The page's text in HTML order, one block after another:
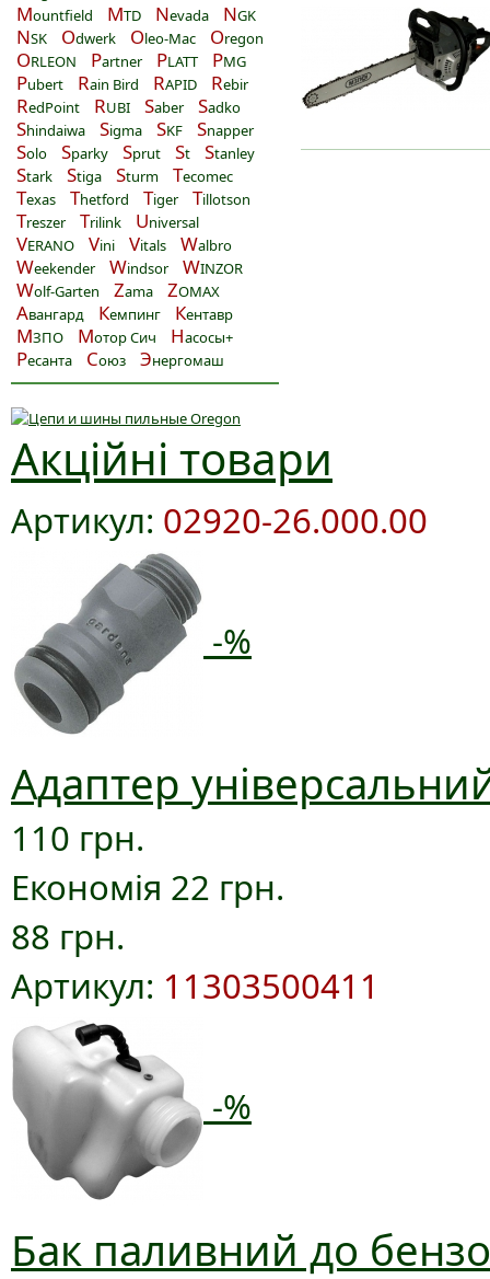
Mountfield MTD Nevada NGK
NSK Odwerk Oleo-Mac Oregon
ORLEON Partner PLATT PMG
Pubert Rain Bird RAPID Rebir
RedPoint RUBI Saber Sadko
Shindaiwa Sigma SKF Snapper
Solo Sparky Sprut St Stanley
Stark Stiga Sturm Tecomec
Texas Thetford Tiger Tillotson
Treszer Trilink Universal
VERANO Vini Vitals Walbro
Weekender Windsor WINZOR
Wolf-Garten Zama ZOMAX
Авангард Кемпинг Кентавр
МЗПО Мотор Сич Насосы+
Ресанта Союз Энергомаш
Акційні товари
Артикул: 02920-26.000.00
-%
Адаптер
110 грн.
Економія 22 грн.
88 грн.
Артикул: 11303500411
-%
Бак паливний до